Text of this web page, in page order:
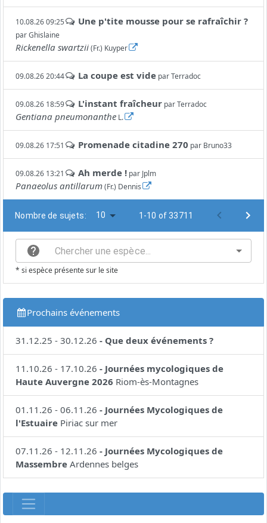
10.08.26 09:25 Une p'tite mousse pour se rafraîchir ?
parGhislaine
Rickenella swartzii(Fr.) Kuyper
09.08.26 20:44 La coupe est vide parTerradoc
09.08.26 18:59 L'instant fraîcheur parTerradoc
Gentiana pneumonanthe L.
09.08.26 17:51 Promenade citadine 270 par Bruno33
09.08.26 13:21 Ah merde ! par Jplm
Panaeolus antillarum(Fr.) Dennis
Nombre de sujets: 10 1-10 of 33711
* si espèce présente sur le site
Prochains événements
31.12.25 - 30.12.26 - Que deux événements ?
11.10.26 - 17.10.26 - Journées mycologiques de
Haute Auvergne 2026 Riom-ès-Montagnes
01.11.26 - 06.11.26 - Journées Mycologiques de
l'Estuaire Piriac sur mer
07.11.26 - 12.11.26 - Journées Mycologiques de
Massembre Ardennes belges